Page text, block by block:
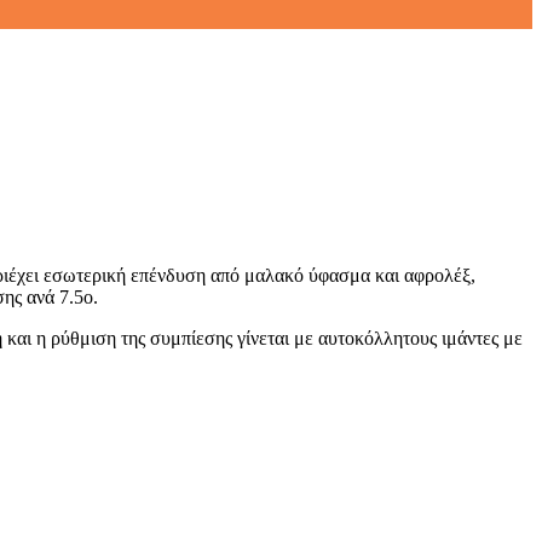
εσωτερική επένδυση από μαλακό ύφασμα και αφρολέξ,
ανά 7.5o.
η ρύθμιση της συμπίεσης γίνεται με αυτοκόλλητους ιμάντες με